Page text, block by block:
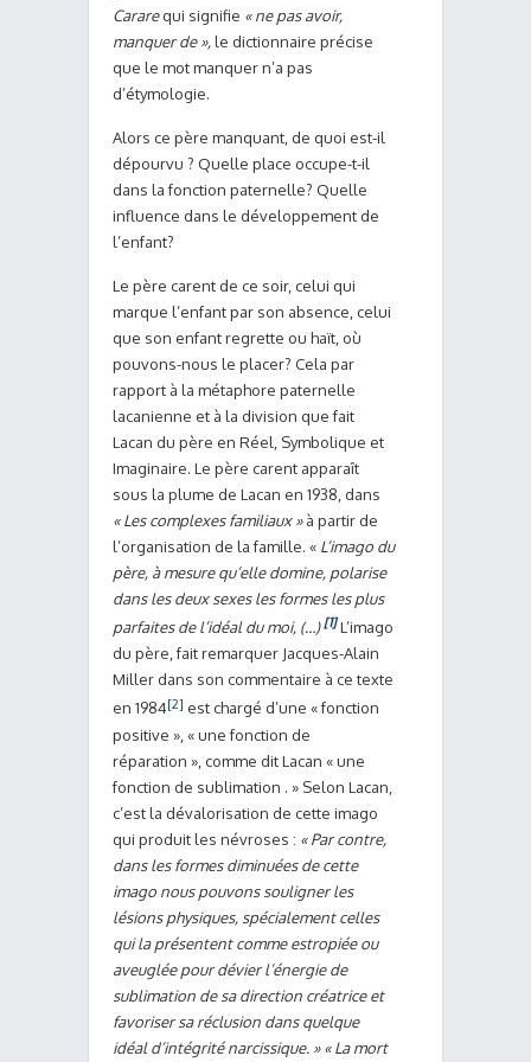
Cararequi signifie « ne pas avoir,
manquer de »,le dictionnaire précise
que le mot manquer n’a pas
d’étymologie.
Alors ce père manquant, de quoi est-il
dépourvu ? Quelle place occupe-t-il
dans la fonction paternelle? Quelle
influence dans le développement de
l’enfant?
Le père carent de ce soir, celui qui
marque l’enfant par son absence, celui
que son enfant regrette ou haït, où
pouvons-nous le placer? Cela par
rapport à la métaphore paternelle
lacanienne et à la division que fait
Lacan du père en Réel, Symbolique et
Imaginaire. Le père carent apparaît
sous la plume de Lacan en 1938, dans
« Les complexes familiaux »à partir de
l’organisation de la famille. « L’imago du
père, à mesure qu’elle domine, polarise
dans les deux sexes les formes les plus
parfaites de l’idéal du moi, (…)[1]L’imago
du père, fait remarquer Jacques-Alain
Miller dans son commentaire à ce texte
en 1984[2] est chargé d’une « fonction
positive », « une fonction de
réparation », comme dit Lacan « une
fonction de sublimation . » Selon Lacan,
c’est la dévalorisation de cette imago
qui produit les névroses : « Par contre,
dans les formes diminuées de cette
imago nous pouvons souligner les
lésions physiques, spécialement celles
qui la présentent comme estropiée ou
aveuglée pour dévier l’énergie de
sublimation de sa direction créatrice et
favoriser sa réclusion dans quelque
idéal d’intégrité narcissique. » « La mort